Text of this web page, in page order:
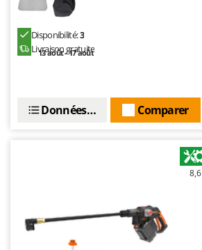
Disponibilité:3
Livraison gratuite
13 août - 17 août
Comparer
Données techniques
8,6